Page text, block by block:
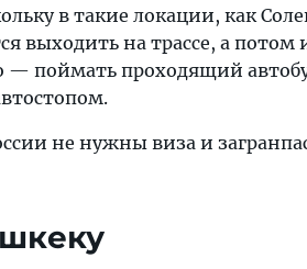
в такие локации, как
выходить на трассе, а потом
— поймать проходящий
не нужны виза и